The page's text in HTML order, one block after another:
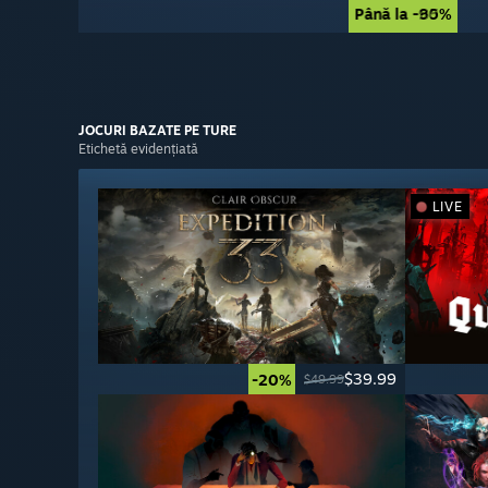
Până la -90%
Până la -85%
JOCURI BAZATE PE TURE
Etichetă evidențiată
-20% $49.99$39.99
LIVE